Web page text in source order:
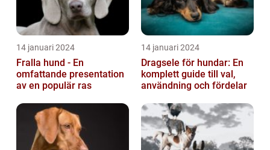
14 januari 2024
Fralla hund - En
omfattande presentation
av en populär ras
14 januari 2024
Dragsele för hundar: En
komplett guide till val,
användning och fördelar